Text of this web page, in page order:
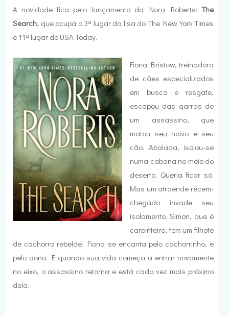
A novidade fica pelo lançamento da Nora Roberts: The
Search, que ocupa o 3º lugar da lisa do The New York Times
e 11º lugar do USA Today.
Fiona Bristow, treinadora
de cães especializados
em busca e resgate,
escapou das garras de
um assassino, que
matou seu noivo e seu
cão. Abalada, isolou-se
numa cabana no meio do
deserto. Queria ficar só.
Mas um atraende récem-
chegado invade seu
isolamento. Simon, que é
carpinteiro, tem um filhote
de cachorro rebelde. Fiona se encanta pelo cachorrinho, e
pelo dono. E quando sua vida começa a entrar novamente
no eixo, o assassino retorna e está cada vez mais próximo
dela.